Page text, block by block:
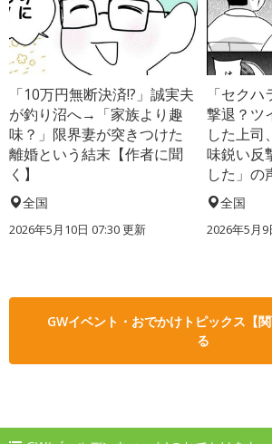
「10万円無断決済!?」誠実夫
が釣り沼へ→「家族より趣
味？」限界妻が突きつけた
離婚という結末【作者に聞
く】
全国
2026年5月10日 07:30 更新
「セク
撃退？ツ
した上司
味鋭い反
した」の
全国
2026年5月9
GWイベント・おでかけトピックス【
る